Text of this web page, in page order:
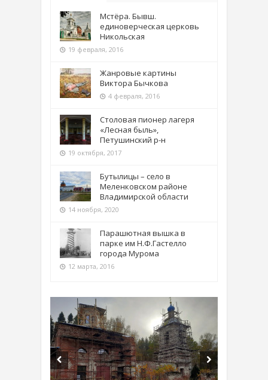
Мстёра. Бывш.
единоверческая церковь
Никольская
19 февраля, 2016
Жанровые картины
Виктора Бычкова
4 февраля, 2016
Столовая пионер лагеря
«Лесная быль»,
Петушинский р-н
19 октября, 2017
Бутылицы – село в
Меленковском районе
Владимирской области
14 ноября, 2020
Парашютная вышка в
парке им Н.Ф.Гастелло
города Мурома
12 марта, 2016